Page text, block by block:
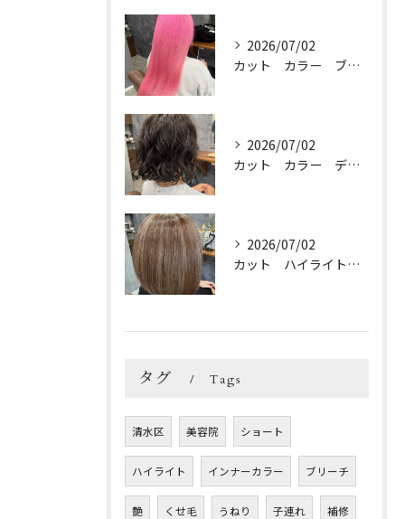
2026/07/02
カット カラー ブリーチ トリートメント
2026/07/02
カット カラー デジパ トリートメント
2026/07/02
カット ハイライトカラー トリートメント
タグ Tags
清水区 美容院 ショート
ハイライト インナーカラー ブリーチ
艶 くせ毛 うねり 子連れ 補修